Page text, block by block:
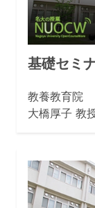
基礎セミ
教養教育院
大橋厚子 教